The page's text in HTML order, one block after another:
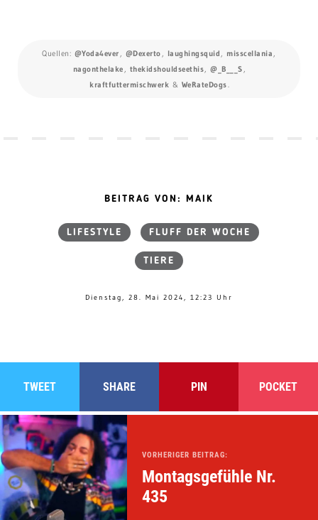
Quellen: @Yoda4ever , @Dexerto , laughingsquid , misscellania ,
nagonthelake , thekidshouldseethis, @_B___S ,
kraftfuttermischwerk & WeRateDogs.
BEITRAG VON: MAIK
LIFESTYLE FLUFF DER WOCHE
TIERE
Dienstag, 28. Mai 2024, 12:23 Uhr
TWEET SHARE PIN POCKET
VORHERIGER BEITRAG:
Montagsgefühle Nr.
435